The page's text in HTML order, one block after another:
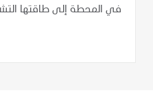
في المحطة إلى طاقتها